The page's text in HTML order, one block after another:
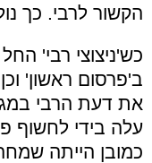
הקשור לרבי. כך
כש'ניצוצי רבי'
ב'פרסום ראשון'
את דעת הרבי
עלה בידי לחשוף
כמובן הייתה